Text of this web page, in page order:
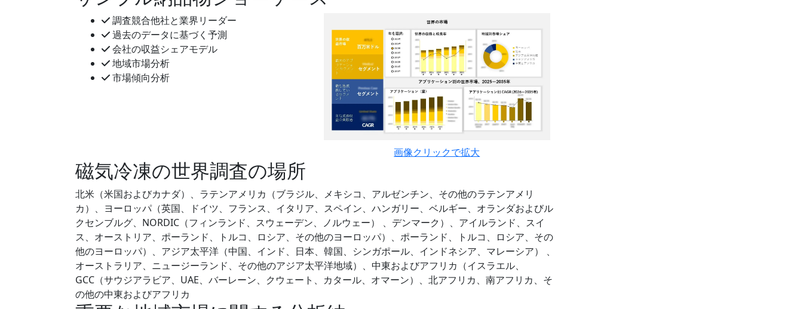
調査競合他社と業界リーダー
過去のデータに基づく予測
会社の収益シェアモデル
地域市場分析
市場傾向分析
画像クリックで拡大
磁気冷凍の世界調査の場所
北米（米国およびカナダ）、ラテンアメリカ（ブラジル、メキシコ、アルゼンチン、その他のラテンアメリ
カ）、ヨーロッパ（英国、ドイツ、フランス、イタリア、スペイン、ハンガリー、ベルギー、オランダおよびル
クセンブルグ、NORDIC（フィンランド、スウェーデン、ノルウェー） 、デンマーク）、アイルランド、スイ
ス、オーストリア、ポーランド、トルコ、ロシア、その他のヨーロッパ）、ポーランド、トルコ、ロシア、その
他のヨーロッパ）、アジア太平洋（中国、インド、日本、韓国、シンガポール、インドネシア、マレーシア） 、
オーストラリア、ニュージーランド、その他のアジア太平洋地域）、中東およびアフリカ（イスラエル、
GCC（サウジアラビア、UAE、バーレーン、クウェート、カタール、オマーン）、北アフリカ、南アフリカ、そ
の他の中東およびアフリカ